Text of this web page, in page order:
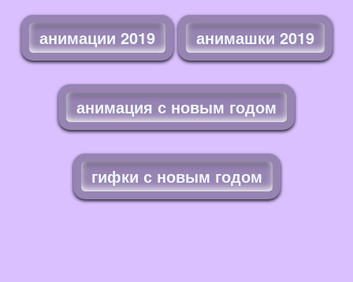
анимации 2019 анимашки 2019
анимация с новым годом
гифки с новым годом